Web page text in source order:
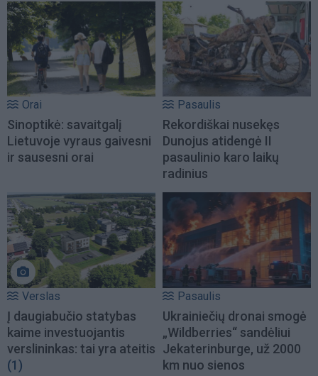
Orai
Sinoptikė: savaitgalį
Lietuvoje vyraus gaivesni
ir sausesni orai
Pasaulis
Rekordiškai nusekęs
Dunojus atidengė II
pasaulinio karo laikų
radinius
Verslas
Į daugiabučio statybas
kaime investuojantis
verslininkas: tai yra ateitis
(1)
Pasaulis
Ukrainiečių dronai smogė
„Wildberries“ sandėliui
Jekaterinburge, už 2000
km nuo sienos